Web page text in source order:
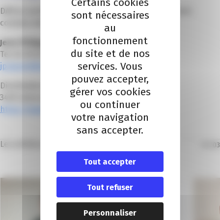
DAB au service de ses clients pour un développement
commun des affaires.
Jean-Philippe Jaunet, directeur général
Tel. 04 92 02 33 40
jp.jaunet@sasdab.fr
Distribution Azuréenne de Boissons – DAB
3405 4ème avenue – 06510 Carros
https://www.dab-boissons.fr/
Les articles dans la même thématique 03
sont nécessaires
au
fonctionnement
du site et de nos
services. Vous
pouvez accepter,
gérer vos cookies
ou continuer
votre navigation
sans accepter.
Tout accepter
Tout refuser
Personnaliser